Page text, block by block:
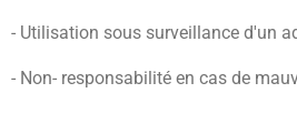
- Utilisation sous surveillance d'un
- Non- responsabilité en cas de